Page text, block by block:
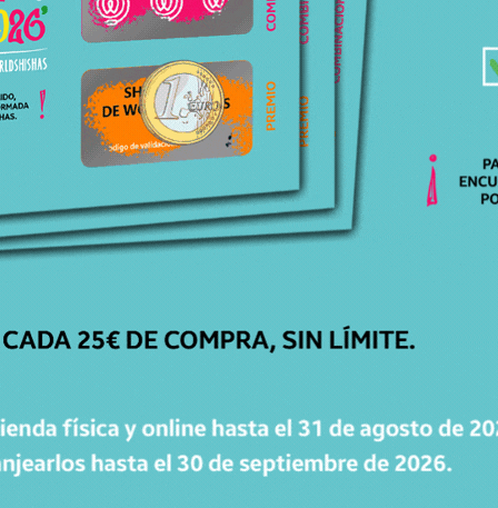
Juntas de goma para base y cazoleta
Base tallada (la de la fotografía)
Características
167494777
Categorías Cachimbas
Modelo
Precio 89,99€